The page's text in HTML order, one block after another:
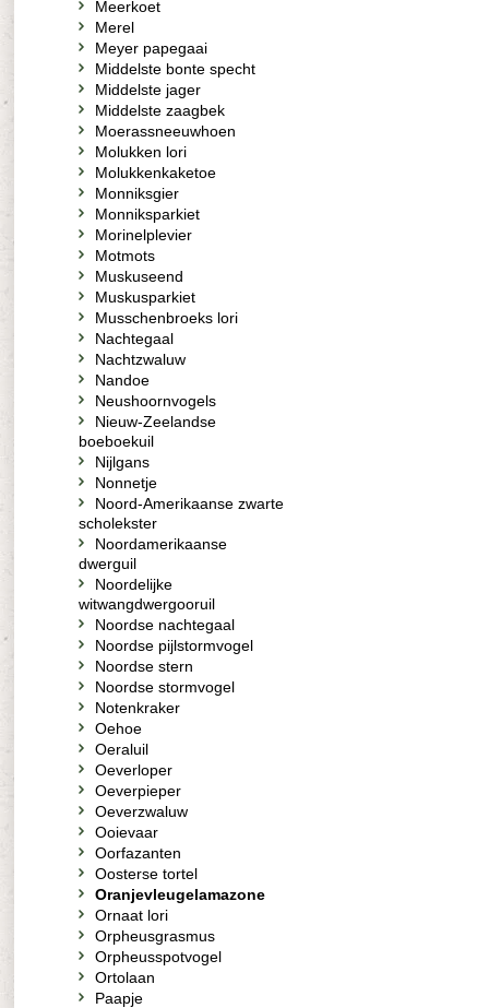
Meerkoet
Merel
Meyer papegaai
Middelste bonte specht
Middelste jager
Middelste zaagbek
Moerassneeuwhoen
Molukken lori
Molukkenkaketoe
Monniksgier
Monniksparkiet
Morinelplevier
Motmots
Muskuseend
Muskusparkiet
Musschenbroeks lori
Nachtegaal
Nachtzwaluw
Nandoe
Neushoornvogels
Nieuw-Zeelandse
boeboekuil
Nijlgans
Nonnetje
Noord-Amerikaanse zwarte
scholekster
Noordamerikaanse
dwerguil
Noordelijke
witwangdwergooruil
Noordse nachtegaal
Noordse pijlstormvogel
Noordse stern
Noordse stormvogel
Notenkraker
Oehoe
Oeraluil
Oeverloper
Oeverpieper
Oeverzwaluw
Ooievaar
Oorfazanten
Oosterse tortel
Oranjevleugelamazone
Ornaat lori
Orpheusgrasmus
Orpheusspotvogel
Ortolaan
Paapje